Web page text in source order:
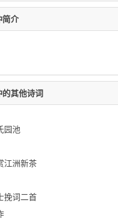
简介
的其他诗词
园池
江洲新茶
挽词二首